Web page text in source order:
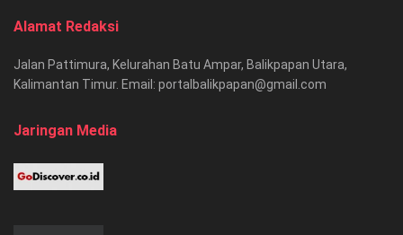
Alamat Redaksi
Jalan Pattimura, Kelurahan Batu Ampar, Balikpapan Utara,
Kalimantan Timur. Email: portalbalikpapan@gmail.com
Jaringan Media